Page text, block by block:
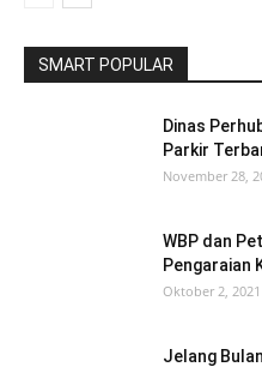
SMART POPULAR
Dinas
Parkir
November 28,
WBP dan
Pengaraian
Oktober 2, 2021
Jelang